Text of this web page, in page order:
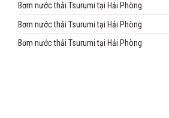
Bơm nước thải Tsurumi tại Hải Phòng
Bơm nước thải Tsurumi tại Hải Phòng
Bơm nước thải Tsurumi tại Hải Phòng